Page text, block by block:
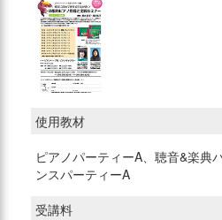
使用教材
ピアノパーティーA、聴音&楽典
ンスパーティーA
受講料